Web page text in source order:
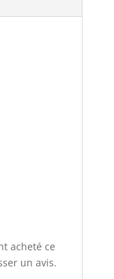
acheté ce
un avis.